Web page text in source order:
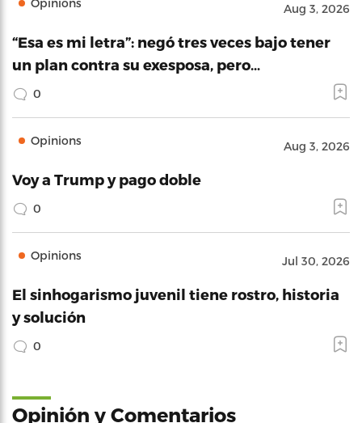
Opinions Aug 3, 2026
“Esa es mi letra”: negó tres veces bajo tener
un plan contra su exesposa, pero…
0
Opinions Aug 3, 2026
Voy a Trump y pago doble
0
Opinions Jul 30, 2026
El sinhogarismo juvenil tiene rostro, historia
y solución
0
Opinión y Comentarios